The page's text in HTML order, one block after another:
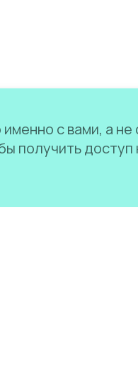
с вами, а не
получить доступ